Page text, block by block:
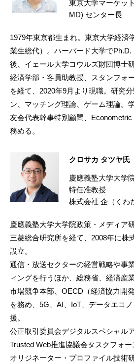
東京大学マーケッ
MD) センター長
1979年東京都生まれ。東京大学経済
業生総代）。ハーバード大学で
後、イェール大学コウルズ財団博士
経済学部・客員助教授、スタンフォ
を経て、2020年9月より現職。研究
ン、マッチング理論、ゲーム理論。
友会代表幹事特別顧問、
務める。
クロサカ タツヤ氏
慶應義塾大学大学
特任准教授
株式会社 企（くわ
慶應義塾大学大学院政策・メディア
三菱総合研究所を経て、2008年に株
設立。
通信・放送セクターの経営戦略や事
ィングを行うほか、総務省、経済産
市場競争本部、OECD（経済協力開
を務め、5G、AI、IoT、データエコ
援。
公正取引委員会デジタルスペシャル
Trusted Web推進協議会タスクフォー
オリジネーター・プロファイル技術